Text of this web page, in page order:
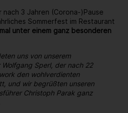
3 Jahren (Corona-)Pause
Sommerfest im Restaurant
unter einem ganz besonderen
uns von unserem
Sperl, der nach 22
den wohlverdienten
und wir begrüßten unseren
Christoph Parak ganz